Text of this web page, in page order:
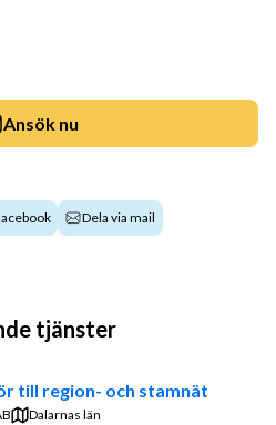
Ansök nu
Dela via mail
tjänster
till region- och stamnät
Dalarnas län